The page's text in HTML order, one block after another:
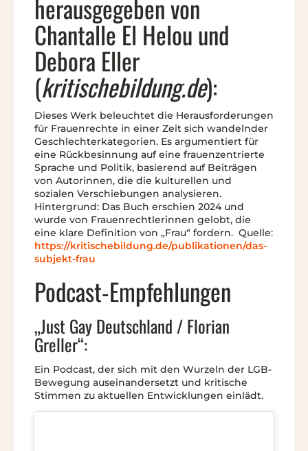
herausgegeben von
Chantalle El Helou und
Debora Eller
(kritischebildung.de):
Dieses Werk beleuchtet die Herausforderungen
für Frauenrechte in einer Zeit sich wandelnder
Geschlechterkategorien. Es argumentiert für
eine Rückbesinnung auf eine frauenzentrierte
Sprache und Politik, basierend auf Beiträgen
von Autorinnen, die die kulturellen und
sozialen Verschiebungen analysieren.
Hintergrund: Das Buch erschien 2024 und
wurde von Frauenrechtlerinnen gelobt, die
eine klare Definition von „Frau“ fordern. Quelle:
https://kritischebildung.de/publikationen/das-
subjekt-frau
Podcast-Empfehlungen
„Just Gay Deutschland / Florian
Greller“:
Ein Podcast, der sich mit den Wurzeln der LGB-
Bewegung auseinandersetzt und kritische
Stimmen zu aktuellen Entwicklungen einlädt.